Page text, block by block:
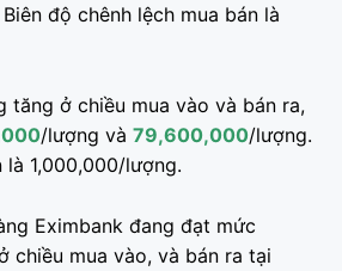
độ chênh lệch mua bán là
tăng ở chiều mua vào và bán ra,
/lượng và 79,600,000/lượng.
là 1,000,000/lượng.
Eximbank đang đạt mức
chiều mua vào, và bán ra tại